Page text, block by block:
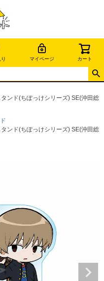
マイページ カート
ンド(ちぽっけシリーズ) SE(沖田総
ンド(ちぽっけシリーズ) SE(沖田総